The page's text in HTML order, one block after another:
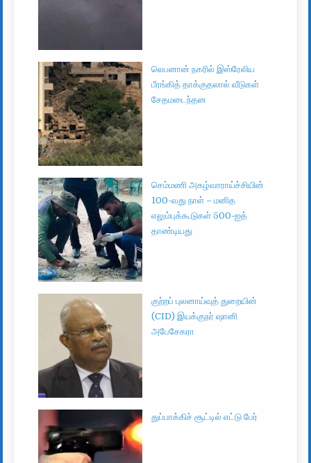
லெபனான் நகரில் இஸ்ரேலிய
பீரங்கித் தாக்குதலால் வீடுகள்
சேதமடைந்தன
செம்மணி அகழ்வாராய்ச்சியின்
100-வது நாள் – மனித
எலும்புக்கூடுகள் 500-ஐத்
தாண்டியது
குற்றப் புலனாய்வுத் துறையின்
(CID) இயக்குநர் ஷானி
அபேசேகரா
துப்பாக்கிச் சூட்டில் எட்டு பேர்